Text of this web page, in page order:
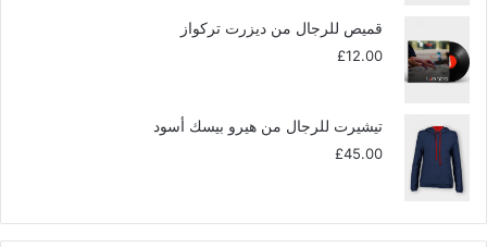
£25.00.
£23.00.
قميص للرجال من ديزرت تركواز
£12.00
تيشيرت للرجال من هيرو بيسك أسود
£45.00